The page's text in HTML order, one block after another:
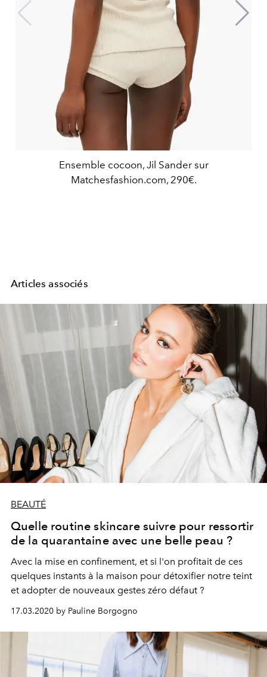
Ensemble cocoon, Jil Sander sur
Matchesfashion.com, 290€.
Articles associés
BEAUTÉ
Quelle routine skincare suivre pour ressortir
de la quarantaine avec une belle peau ?
Avec la mise en confinement, et si l'on profitait de ces
quelques instants à la maison pour détoxifier notre teint
et adopter de nouveaux gestes zéro défaut ?
17.03.2020 by Pauline Borgogno